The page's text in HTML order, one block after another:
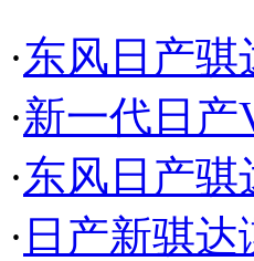
·东风日产骐
·新一代日产
·东风日产骐
· 日产新骐